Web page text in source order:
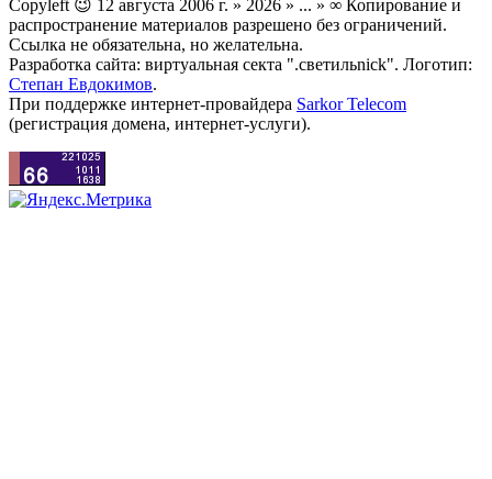
Copyleft 😉 12 августа 2006 г. » 2026 » ... » ∞ Копирование и
распространение материалов разрешено без ограничений.
Ссылка не обязательна, но желательна.
Разработка сайта: виртуальная секта ".светильnick". Логотип:
Степан Евдокимов.
При поддержке интернет-провайдера Sarkor Telecom
(регистрация домена, интернет-услуги).